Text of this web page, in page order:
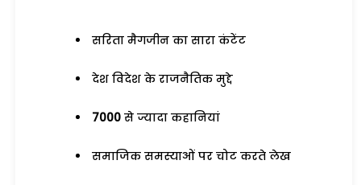
सरिता मैगजीन का सारा कंटेंट
देश विदेश के राजनैतिक मुद्दे
7000 से ज्यादा कहानियां
समाजिक समस्याओं पर चोट करते लेख